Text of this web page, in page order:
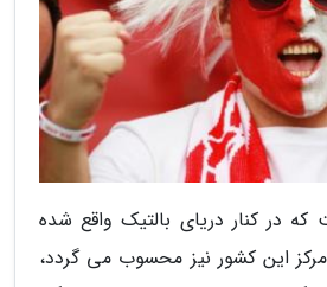
در کنار دریای بالتیک واقع شده
این کشور نیز محسوب می گردد،